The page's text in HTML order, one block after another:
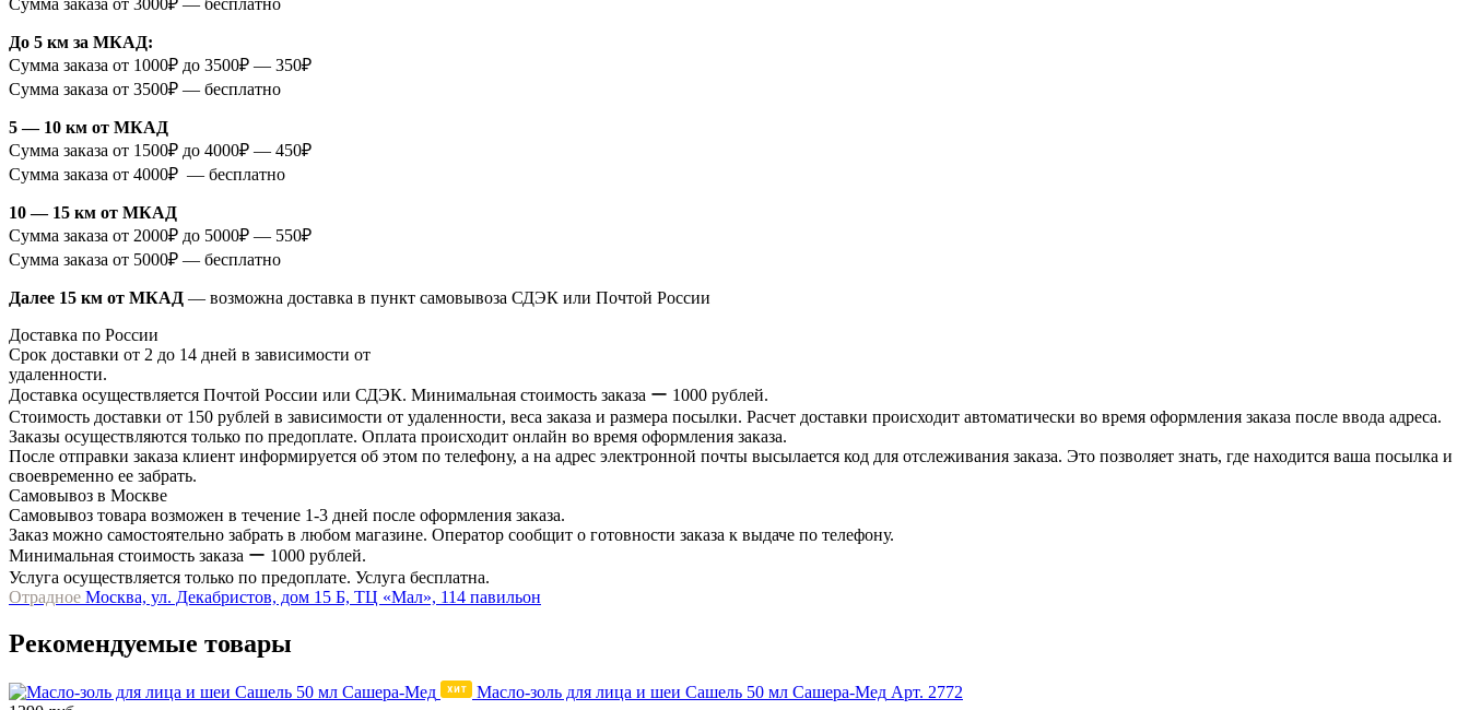
До 5 км за МКАД:
Сумма заказа от 1000₽ до 3500₽ — 350₽
Сумма заказа от 3500₽ — бесплатно
5 — 10 км от МКАД
Сумма заказа от 1500₽ до 4000₽ — 450₽
Сумма заказа от 4000₽ — бесплатно
10 — 15 км от МКАД
Сумма заказа от 2000₽ до 5000₽ — 550₽
Сумма заказа от 5000₽ — бесплатно
Далее 15 км от МКАД — возможна доставка в пункт самовывоза СДЭК или Почтой России
Доставка по России
Срок доставки от 2 до 14 дней в зависимости от
удаленности.
Доставка осуществляется Почтой России или СДЭК. Минимальная стоимость заказа ー 1000 рублей.
Стоимость доставки от 150 рублей в зависимости от удаленности, веса заказа и размера посылки. Расчет доставки происходит автоматически во время оформления заказа после ввода адреса.
Заказы осуществляются только по предоплате. Оплата происходит онлайн во время оформления заказа.
После отправки заказа клиент информируется об этом по телефону, а на адрес электронной почты высылается код для отслеживания заказа. Это позволяет знать, где находится ваша посылка и
своевременно ее забрать.
Самовывоз в Москве
Самовывоз товара возможен в течение 1-3 дней после оформления заказа.
Заказ можно самостоятельно забрать в любом магазине. Оператор сообщит о готовности заказа к выдаче по телефону.
Минимальная стоимость заказа ー 1000 рублей.
Услуга осуществляется только по предоплате. Услуга бесплатна.
Отрадное Москва, ул. Декабристов, дом 15 Б, ТЦ «Мал», 114 павильон
Рекомендуемые товары
Масло-золь для лица и шеи Сашель 50 мл Сашера-Мед Арт. 2772